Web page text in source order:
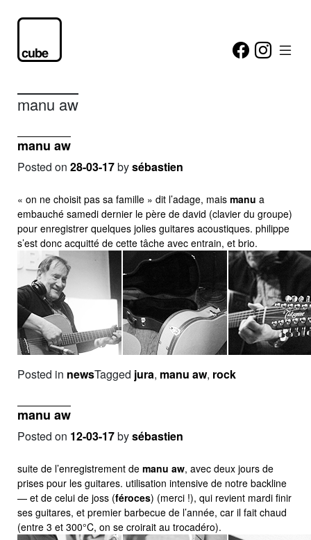
manu aw
manu aw
Posted on 28-03-17bysébastien
« on ne choisit pas sa famille » dit l’adage, mais manu a
embauché samedi dernier le père de david (clavier du groupe)
pour enregistrer quelques jolies guitares acoustiques. philippe
s’est donc acquitté de cette tâche avec entrain, et brio.
Posted in newsTagged jura, manu aw, rock
manu aw
Posted on 12-03-17bysébastien
suite de l’enregistrement de manu aw, avec deux jours de
prises pour les guitares. utilisation intensive de notre backline
— et de celui de joss (féroces) (merci !), qui revient mardi finir
ses guitares, et premier barbecue de l’année, car il fait chaud
(entre 3 et 300°C, on se croirait au trocadéro).